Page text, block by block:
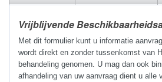
Vrijblijvende
Met dit formulier kunt u informatie
wordt direkt en zonder tussenkomst van
behandeling genomen. U mag dan ook
afhandeling van uw aanvraag dient u